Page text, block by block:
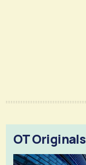
OT Originals